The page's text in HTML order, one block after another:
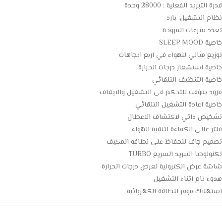
قدرة التبريد الفعلية : 28000 وحدة
نظام التشغيل: بارد
تعدد سرعات المروحة
خاصية SLEEP MOOD
توزيع مثالي للهواء في اربع اتجاهات
خاصية استشعار درجات الحرارة
خاصية التنظيف التلقائي
مزود بمؤقت للتحكم فى التشغيل والايقاف
خاصية اعادة التشغيل التلقائي
تشخيص ذاتي لاكتشاف الاعطال
فلتر عالى الكفاءة لتنقية الهواء
تصميم جاف للحفاظ على نظافة المكيف
تكنولوجيا التبريد السريع TURBO
شاشة عرض الكترونية لعرض درجات الحرارة
هدوء تام اثناء التشغيل
استهلاك موفر للطاقة الكهربائية